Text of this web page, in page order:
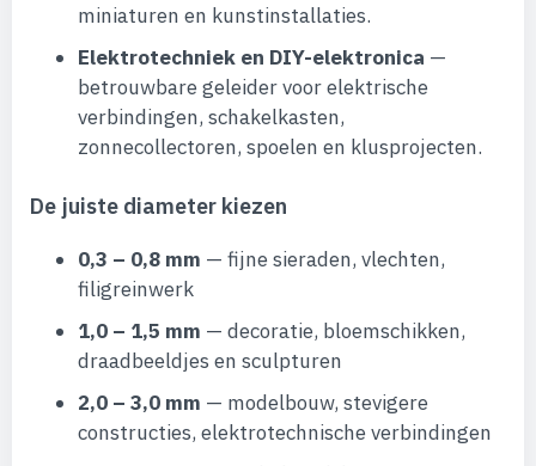
miniaturen en kunstinstallaties.
Elektrotechniek en DIY-elektronica —
betrouwbare geleider voor elektrische
verbindingen, schakelkasten,
zonnecollectoren, spoelen en klusprojecten.
De juiste diameter kiezen
0,3 – 0,8 mm — fijne sieraden, vlechten,
filigreinwerk
1,0 – 1,5 mm — decoratie, bloemschikken,
draadbeeldjes en sculpturen
2,0 – 3,0 mm — modelbouw, stevigere
constructies, elektrotechnische verbindingen